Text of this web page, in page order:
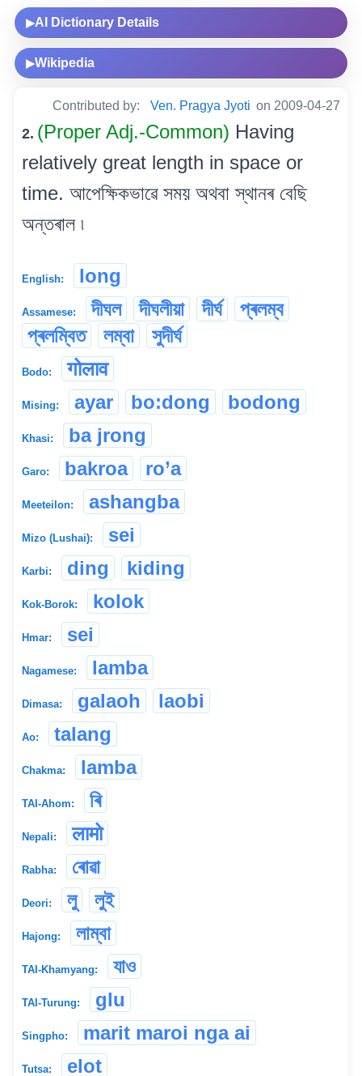
▶AI Dictionary Details
▶Wikipedia
Contributed by: Ven. Pragya Jyoti on 2009-04-27
2. (Proper Adj.-Common) Having
relatively great length in space or
time. আপেক্ষিকভাৱে সময় অথবা স্থানৰ বেছি
অন্তৰাল ৷
English: long
Assamese: দীঘল দীঘলীয়া দীৰ্ঘ
প্ৰলম্ব
প্ৰলম্বিত
লম্বা সুদীৰ্ঘ
Bodo: गोलाव
Mising: ayar bo:dong bodong
Khasi: ba jrong
Garo: bakroa ro’a
Meeteilon: ashangba
Mizo (Lushai): sei
Karbi: ding kiding
Kok-Borok: kolok
Hmar: sei
Nagamese: lamba
Dimasa: galaoh laobi
Ao: talang
Chakma: lamba
TAI-Ahom: ৰি
Nepali: लामो
Rabha: ৰোৱা
Deori: লু লুই
Hajong: লাম্বা
TAI-Khamyang: যাও
TAI-Turung: glu
Singpho: marit maroi nga ai
Tutsa: elot